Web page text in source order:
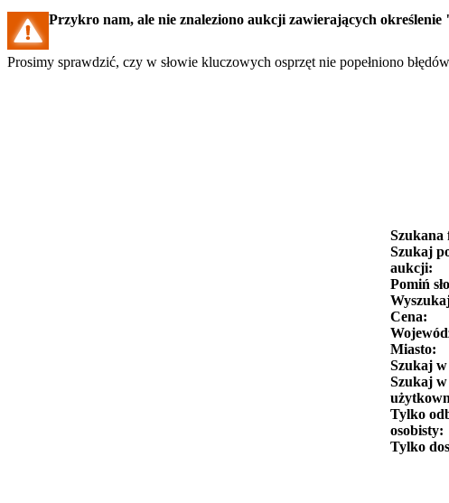
Przykro nam, ale nie znaleziono aukcji zawierających określenie
Prosimy sprawdzić, czy w słowie kluczowych osprzęt nie popełniono
Szukana
Szukaj
aukcji:
Pomiń
Cena:
Miasto:
Szukaj
Szukaj
Tylko
osobisty:
Tylko